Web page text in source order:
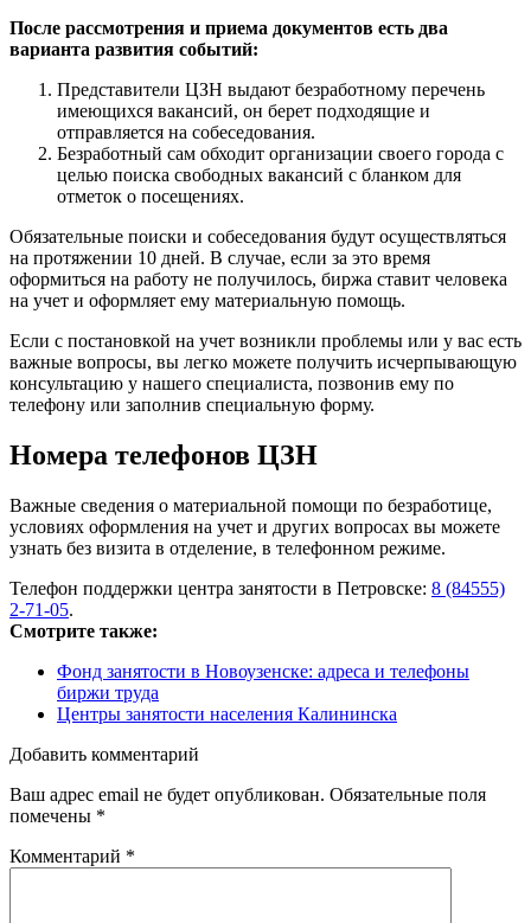
После рассмотрения и приема документов есть два
варианта развития событий:
Представители ЦЗН выдают безработному перечень
имеющихся вакансий, он берет подходящие и
отправляется на собеседования.
Безработный сам обходит организации своего города с
целью поиска свободных вакансий с бланком для
отметок о посещениях.
Обязательные поиски и собеседования будут осуществляться
на протяжении 10 дней. В случае, если за это время
оформиться на работу не получилось, биржа ставит человека
на учет и оформляет ему материальную помощь.
Если с постановкой на учет возникли проблемы или у вас есть
важные вопросы, вы легко можете получить исчерпывающую
консультацию у нашего специалиста, позвонив ему по
телефону или заполнив специальную форму.
Номера телефонов ЦЗН
Важные сведения о материальной помощи по безработице,
условиях оформления на учет и других вопросах вы можете
узнать без визита в отделение, в телефонном режиме.
Телефон поддержки центра занятости в Петровске: 8 (84555)
2-71-05.
Смотрите также:
Фонд занятости в Новоузенске: адреса и телефоны
биржи труда
Центры занятости населения Калининска
Добавить комментарий
Ваш адрес email не будет опубликован. Обязательные поля
помечены *
Комментарий *